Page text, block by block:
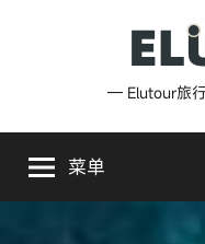
Elutour
旅
行
— Elutour旅
菜单